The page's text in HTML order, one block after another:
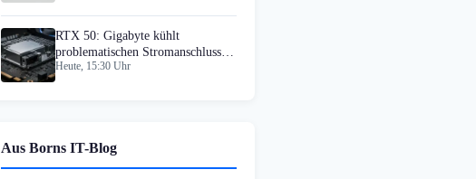
RTX 50: Gigabyte kühlt
problematischen Stromanschluss
aktiv
Heute, 15:30 Uhr
Aus Borns IT-Blog